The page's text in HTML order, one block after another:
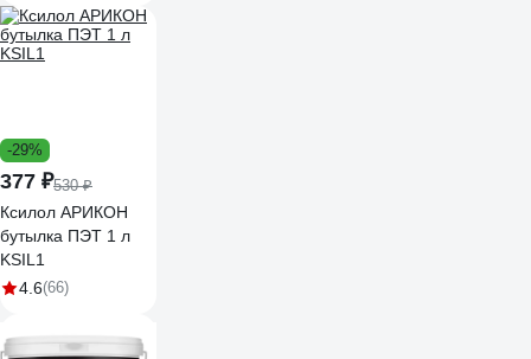
700 MB402700650
-29%
377 ₽530 ₽
Ксилол АРИКОН
бутылка ПЭТ 1 л
KSIL1
4.6(66)